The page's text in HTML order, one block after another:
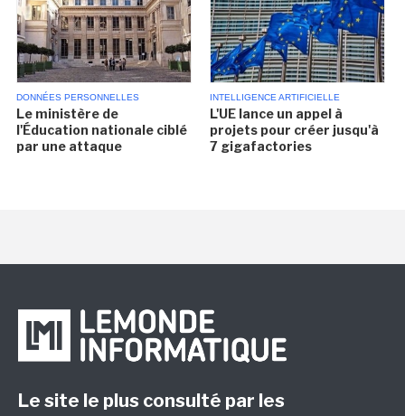
DONNÉES PERSONNELLES
Le ministère de
l'Éducation nationale ciblé
par une attaque
INTELLIGENCE ARTIFICIELLE
L'UE lance un appel à
projets pour créer jusqu'à
7 gigafactories
Le site le plus consulté par les